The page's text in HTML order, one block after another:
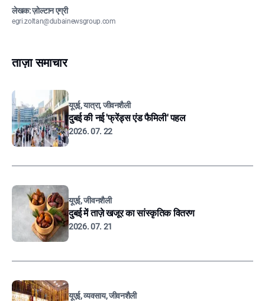
लेखक: ज़ोल्टान एग्री
egri.zoltan@dubainewsgroup.com
ताज़ा समाचार
यूएई, यात्रा, जीवनशैली
दुबई की नई 'फ्रेंड्स एंड फैमिली' पहल
2026. 07. 22
यूएई, जीवनशैली
दुबई में ताज़े खजूर का सांस्कृतिक वितरण
2026. 07. 21
यूएई, व्यवसाय, जीवनशैली